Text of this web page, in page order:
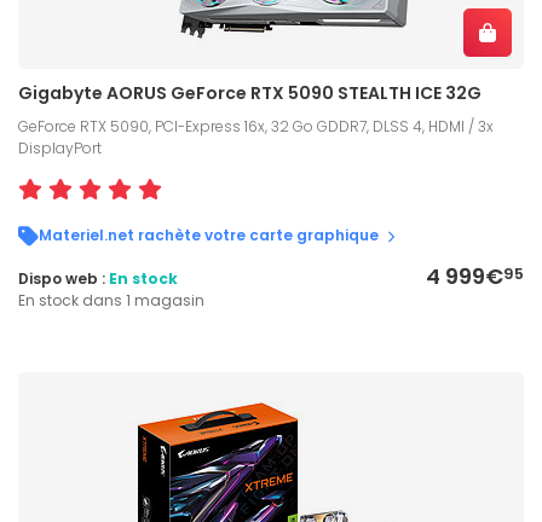
Gigabyte AORUS GeForce RTX 5090 STEALTH ICE 32G
GeForce RTX 5090, PCI-Express 16x, 32 Go GDDR7, DLSS 4, HDMI / 3x
DisplayPort
Materiel.net rachète votre carte graphique
4 999€95
Dispo web : En stock
En stock dans 1 magasin